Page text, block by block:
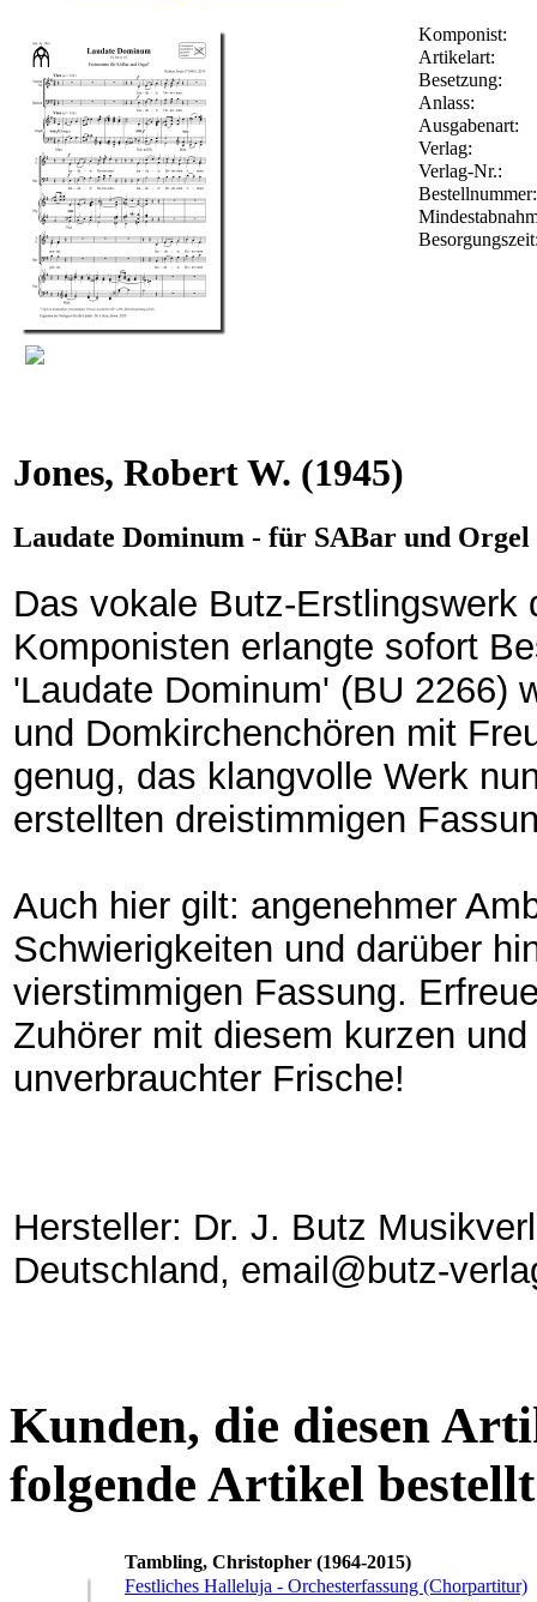
Komponist:
Artikelart:
Besetzung:
Anlass:
Ausgabenart:
Verlag:
Verlag-Nr.:
Jones, Robert W. (1945)
Laudate Dominum - für SABar und Orgel
Das vokale Butz-
Komponisten erlangte sofort
'Laudate Dominum' (BU 2266)
und Domkirchenchören mit
genug, das klangvolle Werk
erstellten dreistimmigen
Auch hier gilt: angenehmer
Schwierigkeiten und darüber
vierstimmigen Fassung.
Zuhörer mit diesem kurzen
unverbrauchter Frische!
Hersteller: Dr. J. Butz
Deutschland, email@butz-
Kunden, die diesen
folgende Artikel
Tambling, Christopher (1964-2015)
Festliches Halleluja - Orchesterfassung (Chorpartitur)